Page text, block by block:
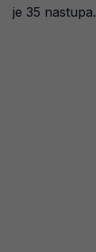
je 35 nastupa.